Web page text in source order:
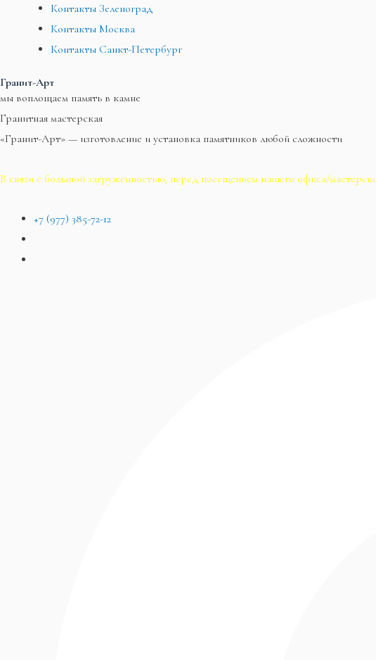
Контакты Зеленоград
Контакты Москва
Контакты Санкт-Петербург
Гранит-Арт
мы воплощаем память в камне
Гранитная мастерская
«Гранит-Арт» — изготовление и установка памятников любой сложности
В связи с большой загруженностью, перед посещением нашего офиса/
+7 (977) 385-72-12